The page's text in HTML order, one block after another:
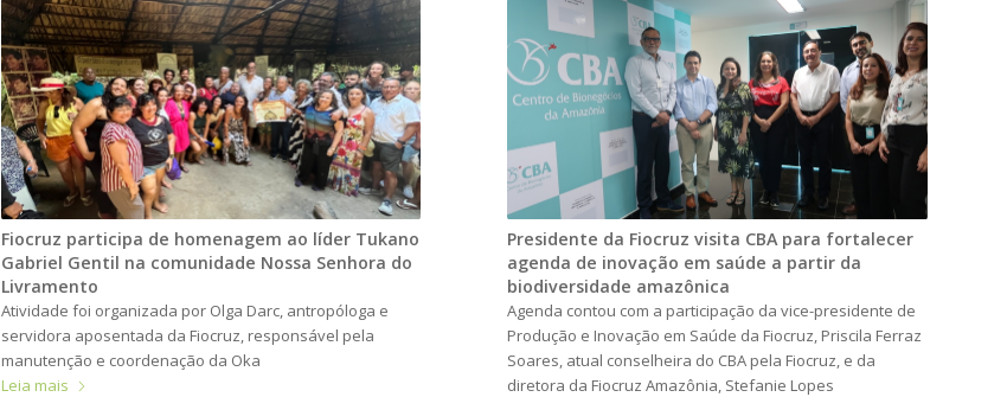
Fiocruz participa de homenagem ao líder Tukano
Gabriel Gentil na comunidade Nossa Senhora do
Livramento
Atividade foi organizada por Olga Darc, antropóloga e
servidora aposentada da Fiocruz, responsável pela
manutenção e coordenação da Oka
Leia mais
Presidente da Fiocruz visita CBA para fortalecer
agenda de inovação em saúde a partir da
biodiversidade amazônica
Agenda contou com a participação da vice-presidente de
Produção e Inovação em Saúde da Fiocruz, Priscila Ferraz
Soares, atual conselheira do CBA pela Fiocruz, e da
diretora da Fiocruz Amazônia, Stefanie Lopes